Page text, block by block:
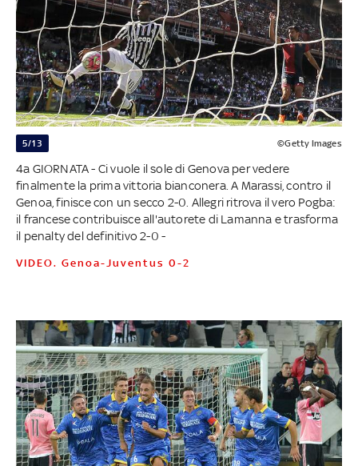
5/13 ©Getty Images
4a GIORNATA - Ci vuole il sole di Genova per vedere
finalmente la prima vittoria bianconera. A Marassi, contro il
Genoa, finisce con un secco 2-0. Allegri ritrova il vero Pogba:
il francese contribuisce all'autorete di Lamanna e trasforma
il penalty del definitivo 2-0 -
VIDEO. Genoa-Juventus 0-2